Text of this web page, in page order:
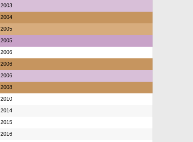
2003
2004
2005
2005
2006
2006
2006
2008
2010
2014
2015
2016